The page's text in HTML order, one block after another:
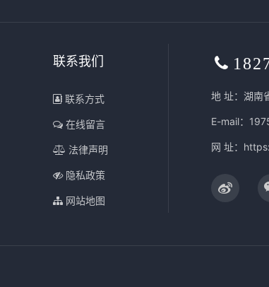
联系我们
联系方式
在线留言
法律声明
隐私政策
网站地图
地 址：湖南
E-mail：
网 址：